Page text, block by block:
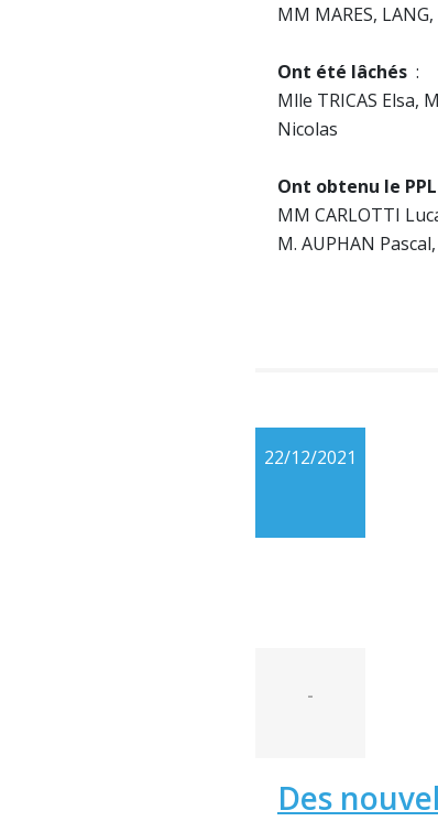
MM MARES, LANG,
Ont été lâchés :
Mlle TRICAS Elsa,
Nicolas
Ont obtenu le PPL
MM CARLOTTI
M. AUPHAN
22/12/2021
-
Des